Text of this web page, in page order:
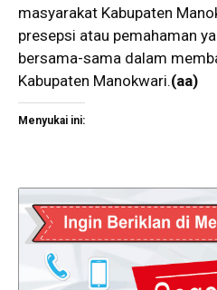
masyarakat Kabupaten
presepsi atau pemahaman
bersama-sama dalam
Kabupaten Manokwari.(aa)
Menyukai ini: